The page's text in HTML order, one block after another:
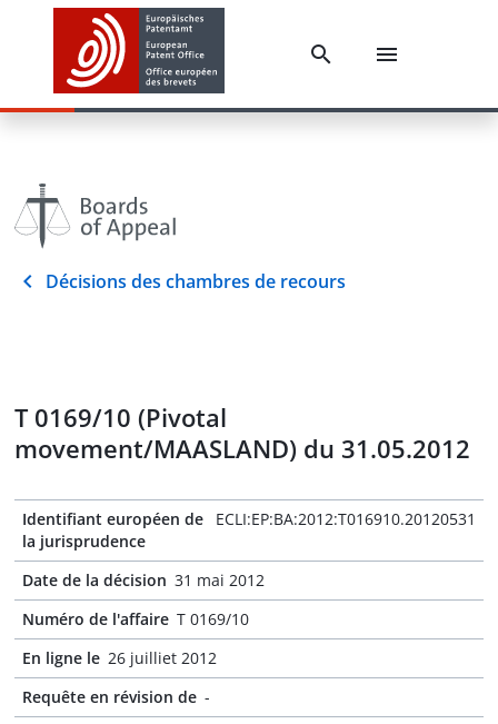
Décisions des chambres de recours
T 0169/10 (Pivotal
movement/MAASLAND) du 31.05.2012
Identifiant européen de
la jurisprudence
ECLI:EP:BA:2012:T016910.20120531
Date de la décision 31 mai 2012
Numéro de l'affaire T 0169/10
En ligne le 26 juilliet 2012
Requête en révision de -